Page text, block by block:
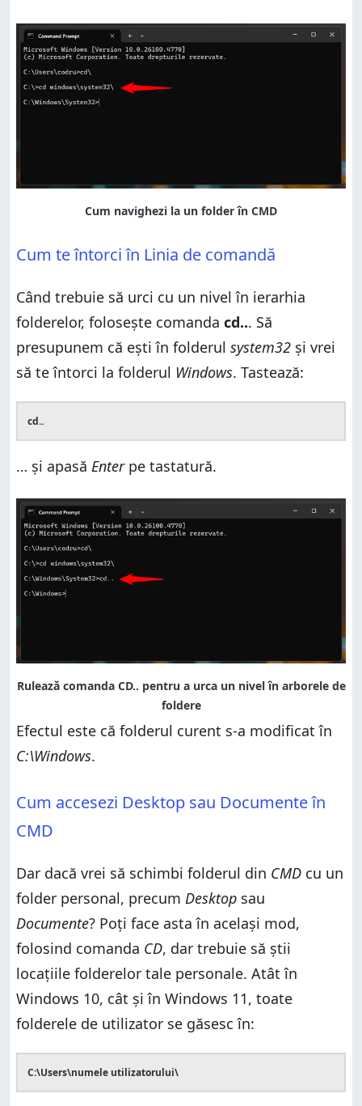
Cum te întorci în Linia de comandă
Când trebuie să urci cu un nivel în ierarhia
folderelor, folosește comanda cd... Să
presupunem că ești în folderul system32 și vrei
să te întorci la folderul Windows. Tastează:
cd..
… și apasă Enterpe tastatură.
Efectul este că folderul curent s-a modificat în
C:\Windows.
Cum accesezi Desktop sau Documente în
CMD
Dar dacă vrei să schimbi folderul din CMD cu un
folder personal, precum Desktop sau
Documente? Poți face asta în același mod,
folosind comanda CD, dar trebuie să știi
locațiile folderelor tale personale. Atât în
Windows 10, cât și în Windows 11, toate
folderele de utilizator se găsesc în:
C:\Users\numele utilizatorului\